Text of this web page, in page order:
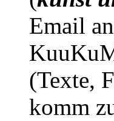
Email
(Texte,
komm